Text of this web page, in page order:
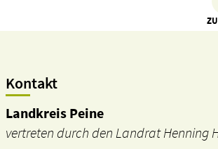
Kontakt
Landkreis Peine
vertreten durch den Landrat Henning